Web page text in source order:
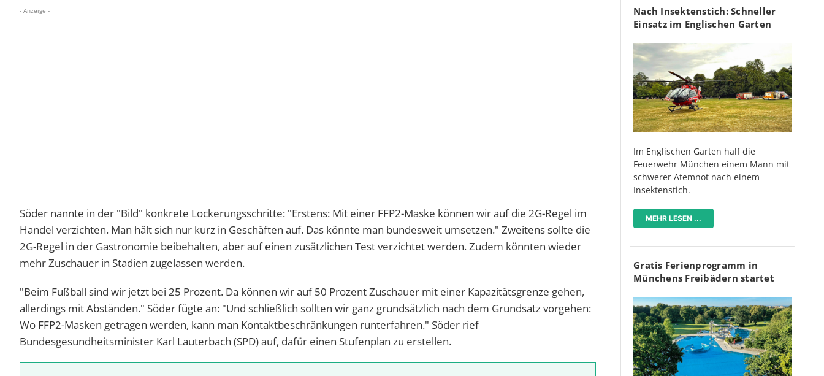
- Anzeige -
Söder nannte in der "Bild" konkrete Lockerungsschritte: "Erstens: Mit einer FFP2-Maske können wir auf die 2G-Regel im
Handel verzichten. Man hält sich nur kurz in Geschäften auf. Das könnte man bundesweit umsetzen." Zweitens sollte die
2G-Regel in der Gastronomie beibehalten, aber auf einen zusätzlichen Test verzichtet werden. Zudem könnten wieder
mehr Zuschauer in Stadien zugelassen werden.
"Beim Fußball sind wir jetzt bei 25 Prozent. Da können wir auf 50 Prozent Zuschauer mit einer Kapazitätsgrenze gehen,
allerdings mit Abständen." Söder fügte an: "Und schließlich sollten wir ganz grundsätzlich nach dem Grundsatz vorgehen:
Wo FFP2-Masken getragen werden, kann man Kontaktbeschränkungen runterfahren." Söder rief
Bundesgesundheitsminister Karl Lauterbach (SPD) auf, dafür einen Stufenplan zu erstellen.
Nach Insektenstich: Schneller
Einsatz im Englischen Garten
Im Englischen Garten half die
Feuerwehr München einem Mann mit
schwerer Atemnot nach einem
Insektenstich.
MEHR LESEN ...
Gratis Ferienprogramm in
Münchens Freibädern startet